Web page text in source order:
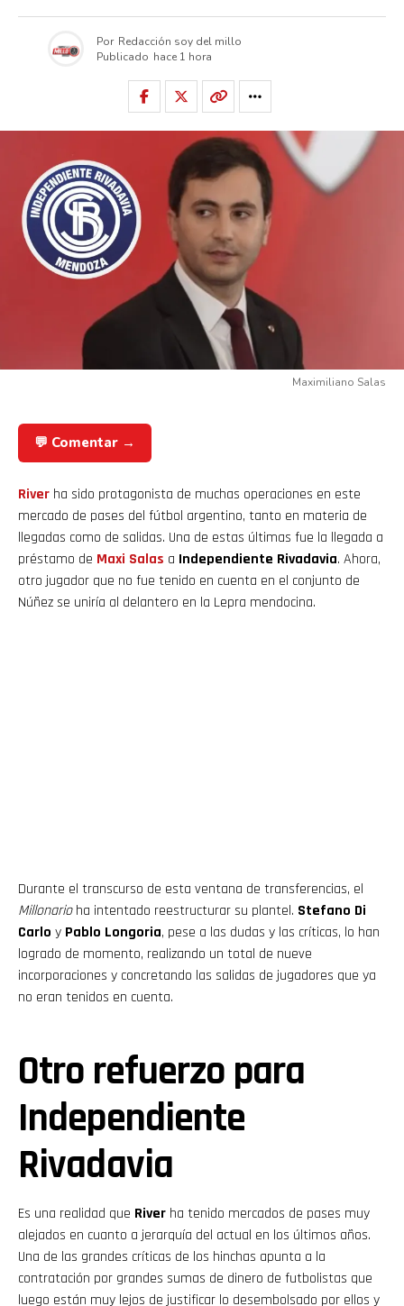
Por Redacción soy del millo
Publicado hace 1 hora
Maximiliano Salas
💬 Comentar →
River ha sido protagonista de muchas operaciones en este
mercado de pases del fútbol argentino, tanto en materia de
llegadas como de salidas. Una de estas últimas fue la llegada a
préstamo de Maxi Salas a Independiente Rivadavia. Ahora,
otro jugador que no fue tenido en cuenta en el conjunto de
Núñez se uniría al delantero en la Lepra mendocina.
Durante el transcurso de esta ventana de transferencias, el
Millonarioha intentado reestructurar su plantel. Stefano Di
Carlo y Pablo Longoria, pese a las dudas y las críticas, lo han
logrado de momento, realizando un total de nueve
incorporaciones y concretando las salidas de jugadores que ya
no eran tenidos en cuenta.
Otro refuerzo para
Independiente
Rivadavia
Es una realidad que River ha tenido mercados de pases muy
alejados en cuanto a jerarquía del actual en los últimos años.
Una de las grandes críticas de los hinchas apunta a la
contratación por grandes sumas de dinero de futbolistas que
luego están muy lejos de justificar lo desembolsado por ellos y